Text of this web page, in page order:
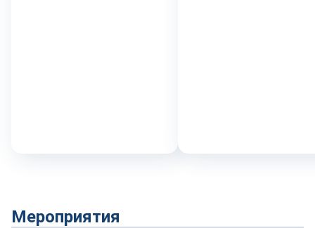
Мероприятия